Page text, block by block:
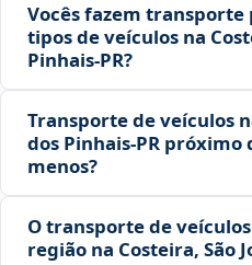
Vocês fazem
tipos de veículos na
Pinhais‑PR?
Transporte de veículos
dos Pinhais‑PR
menos?
O transporte de
região na Costeira, São